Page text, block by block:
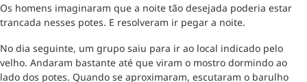
Os homens imaginaram que a noite tão desejada poderia estar
trancada nesses potes. E resolveram ir pegar a noite.
No dia seguinte, um grupo saiu para ir ao local indicado pelo
velho. Andaram bastante até que viram o mostro dormindo ao
lado dos potes. Quando se aproximaram, escutaram o barulho